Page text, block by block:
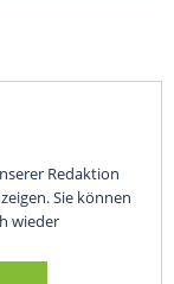
Redaktion
Sie können
wieder